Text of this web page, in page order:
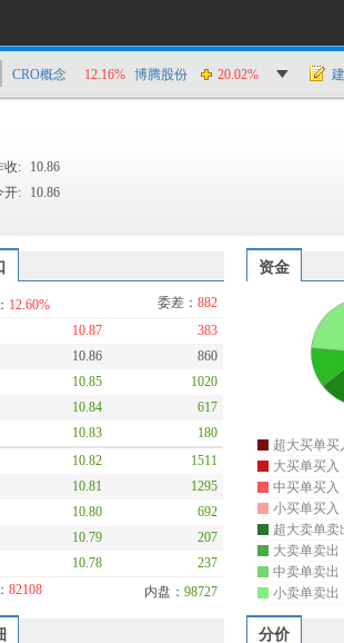
CRO概念 12.16% 博腾股份 20.02%
收:
10.86
开:
10.86
资金
12.60% 委差：882
10.87
383
10.86
860
10.85
1020
10.84
617
10.83
180
10.82
1511
10.81
1295
10.80
692
10.79
207
10.78
237
82108 内盘：98727
超大买单买
大买单买入
中买单买入
小买单买入
超大卖单卖
大卖单卖出
中卖单卖出
小卖单卖出
分价